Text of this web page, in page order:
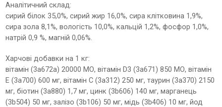
Аналітичний склад:
сирий білок 35,0%, сирий жир 16,0%, сира клітковина 1,9%,
сира зола 8,1%, вологість 10,0%, кальцій 1,2%, фосфор 1,0%,
натрій 0,9 %, магній 0,06%.
Харчові добавки на 1 кг:
вітамін (3a672a) 20000 МО, вітамін D3 (3a671) 850 МО, вітамін
E (3a700) 600 мг, вітамін C (3a312) 250 мг, таурин (3a370) 2150
мг, біотин (3a880) 1,7 мг, цинк (3b606) 140 мг, марганець
(3b504) 50 мг, залізо (3b106) 50 мг, мідь (3b406) 10 мг, йод